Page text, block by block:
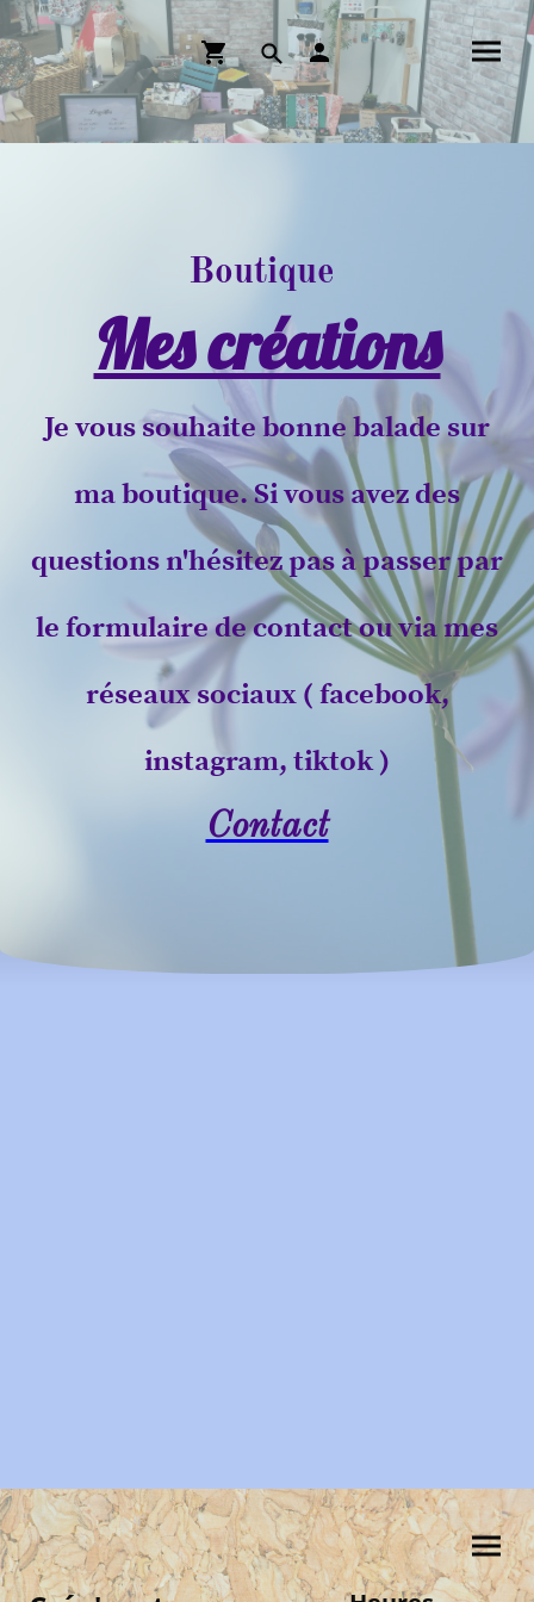
Boutique
Mes créations
Je vous souhaite bonne balade sur
ma boutique. Si vous avez des
questions n'hésitez pas à passer par
le formulaire de contact ou via mes
réseaux sociaux ( facebook,
instagram, tiktok )
Contact